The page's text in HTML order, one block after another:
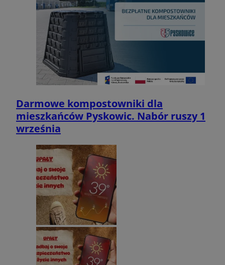
Darmowe kompostowniki dla
mieszkańców Pyskowic. Nabór ruszy 1
września